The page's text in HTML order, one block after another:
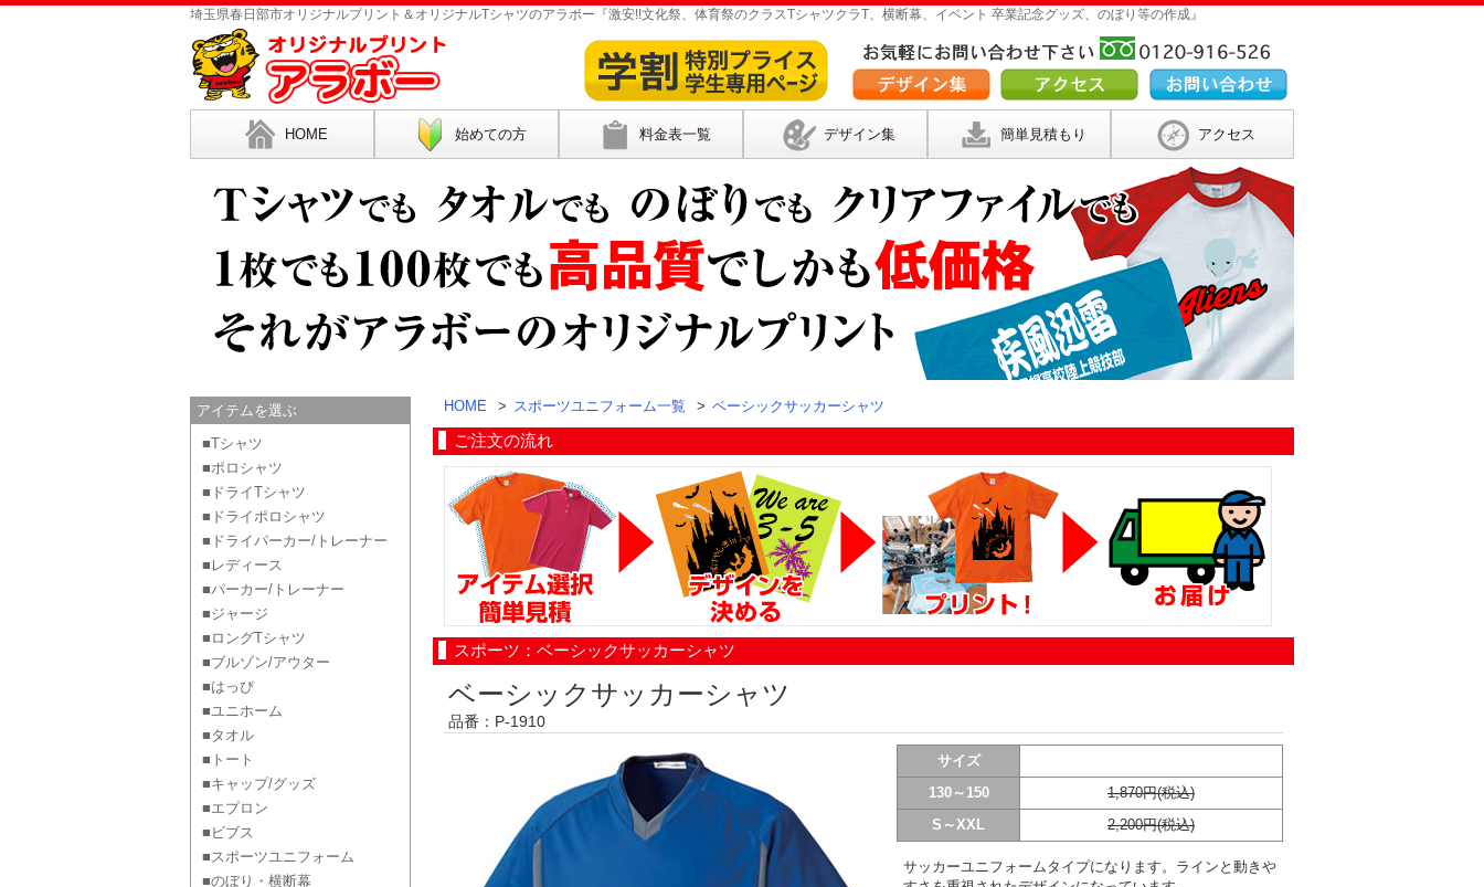
埼玉県春日部市オリジナルプリント＆オリジナルTシャツのアラボー『激安!!文化祭、体育祭のクラスTシャツクラT、横断幕、イベント 卒業記念グッズ、のぼり等の作成』
HOME 始めての方 料金表一覧 デザイン集 簡単見積もり アクセス
アイテムを選ぶ
■Tシャツ
■ポロシャツ
■ドライTシャツ
■ドライポロシャツ
■ドライパーカー/トレーナー
■レディース
■パーカー/トレーナー
■ジャージ
■ロングTシャツ
■ブルゾン/アウター
■はっぴ
■ユニホーム
■タオル
■トート
■キャップ/グッズ
■エプロン
■ビブス
■スポーツユニフォーム
■のぼり・横断幕
HOME > スポーツユニフォーム一覧 > ベーシックサッカーシャツ
ご注文の流れ
スポーツ：ベーシックサッカーシャツ
ベーシックサッカーシャツ
品番：P-1910
サイズ
130～150
1,870円(税込)
S～XXL
2,200円(税込)
サッカーユニフォームタイプになります。ラインと動きや